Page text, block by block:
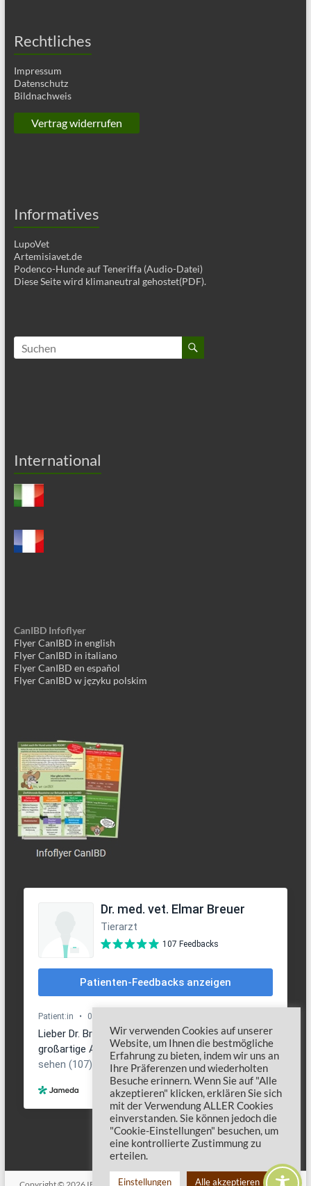
Rechtliches
Impressum
Datenschutz
Bildnachweis
Vertrag widerrufen
Informatives
LupoVet
Artemisiavet.de
Podenco-Hunde auf Teneriffa (Audio-Datei)
Diese Seite wird klimaneutral gehostet(PDF).
International
CanIBD Infoflyer
Flyer CanIBD in english
Flyer CanIBD in italiano
Flyer CanIBD en español
Flyer CanIBD w języku polskim
Wir verwenden Cookies auf unserer
Website, um Ihnen die bestmögliche
Erfahrung zu bieten, indem wir uns an
Ihre Präferenzen und wiederholten
Besuche erinnern. Wenn Sie auf "Alle
akzeptieren" klicken, erklären Sie sich
mit der Verwendung ALLER Cookies
einverstanden. Sie können jedoch die
"Cookie-Einstellungen" besuchen, um
eine kontrollierte Zustimmung zu
erteilen.
Einstellungen Alle akzeptieren